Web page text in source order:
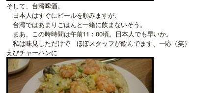
そして、台湾啤酒。
日本人はすぐにビールを頼みますが、
台湾ではあまりごはんと一緒に飲まないそう。
まあ、この時時間は午前11：00頃。日本人でも早いか。
私は味見しただけで ほぼスタッフが飲んでます、一応（笑）
えびチャーハンに